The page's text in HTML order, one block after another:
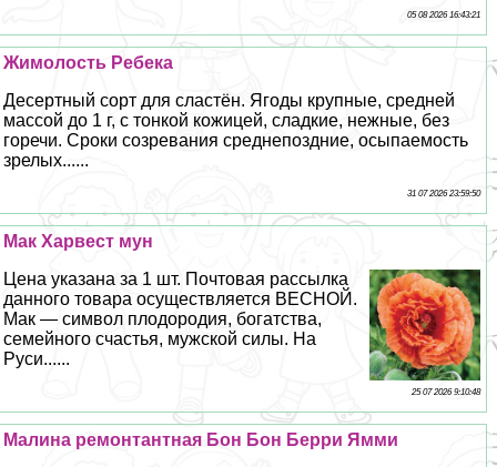
05 08 2026 16:43:21
Жимолость Ребека
Десертный сорт для сластён. Ягоды крупные, средней
массой до 1 г, с тонкой кожицей, сладкие, нежные, без
горечи. Сроки созревания среднепоздние, осыпаемость
зрелых......
31 07 2026 23:59:50
Мак Харвест мун
Цена указана за 1 шт. Почтовая рассылка
данного товара осуществляется ВЕСНОЙ.
Мак — символ плодородия, богатства,
семейного счастья, мужской силы. На
Руси......
25 07 2026 9:10:48
Малина ремонтантная Бон Бон Берри Ямми